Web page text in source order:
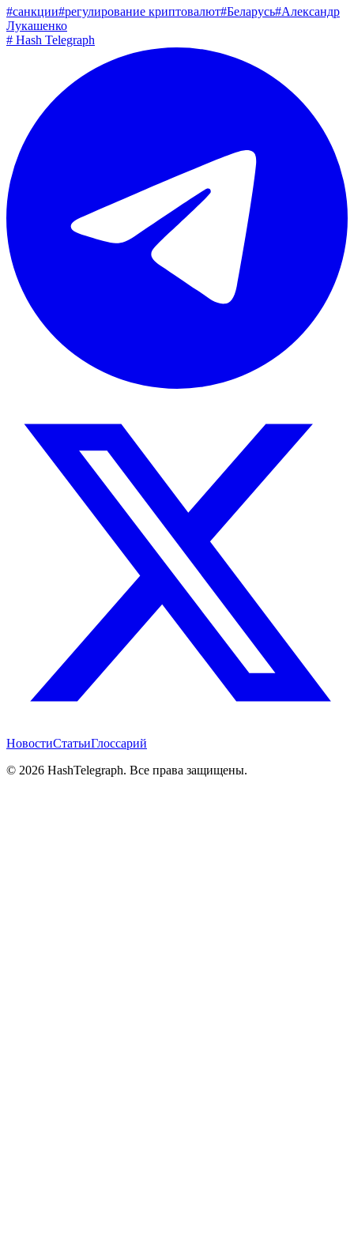
#санкции#регулирование криптовалют#Беларусь#Александр
Лукашенко
# Hash Telegraph
НовостиСтатьиГлоссарий
© 2026 HashTelegraph. Все права защищены.